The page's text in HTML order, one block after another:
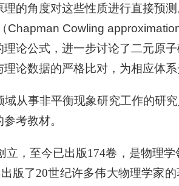
的角度对这些性质进行直接预
Chapman Cowling
论公式，进一步讨论了二元原
论数据的严格比对，为相应体
从事非平衡现象研究工作的研
考教材。
，至今已出版174卷，是物理
版了20世纪许多伟大物理学家